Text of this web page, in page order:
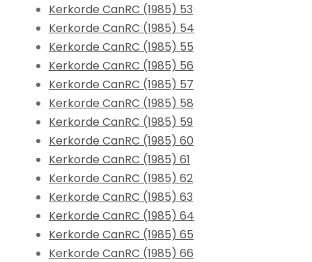
Kerkorde CanRC (1985) 53
Kerkorde CanRC (1985) 54
Kerkorde CanRC (1985) 55
Kerkorde CanRC (1985) 56
Kerkorde CanRC (1985) 57
Kerkorde CanRC (1985) 58
Kerkorde CanRC (1985) 59
Kerkorde CanRC (1985) 60
Kerkorde CanRC (1985) 61
Kerkorde CanRC (1985) 62
Kerkorde CanRC (1985) 63
Kerkorde CanRC (1985) 64
Kerkorde CanRC (1985) 65
Kerkorde CanRC (1985) 66